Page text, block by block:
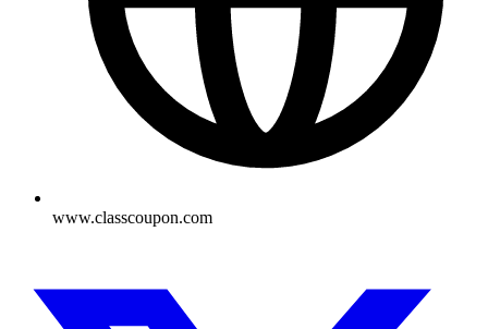
www.classcoupon.com